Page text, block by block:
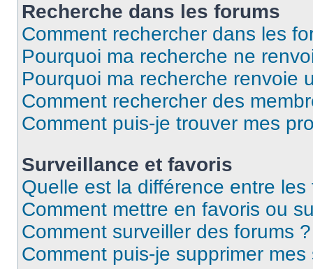
Recherche dans les forums
Comment rechercher dans les
Pourquoi ma recherche ne
Pourquoi ma recherche renvoie
Comment rechercher des
Comment puis-je trouver mes
Surveillance et favoris
Quelle est la différence entre
Comment mettre en favoris ou
Comment surveiller des forums ?
Comment puis-je supprimer